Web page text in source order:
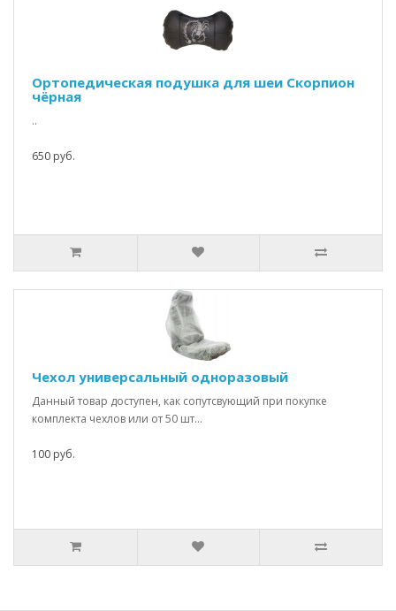
Ортопедическая подушка для шеи Скорпион
чёрная
..
650 руб.
Чехол универсальный одноразовый
Данный товар доступен, как сопутсвующий при покупке
комплекта чехлов или от 50 шт...
100 руб.